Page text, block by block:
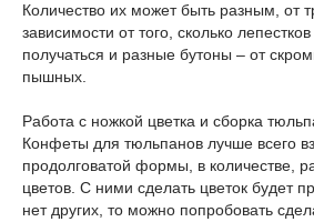
Количество их может быть разным, от
зависимости от того, сколько
получаться и разные бутоны – от
пышных.
Работа с ножкой цветка и сборка
Конфеты для тюльпанов лучше всего
продолговатой формы, в количестве,
цветов. С ними сделать цветок будет
нет других, то можно попробовать